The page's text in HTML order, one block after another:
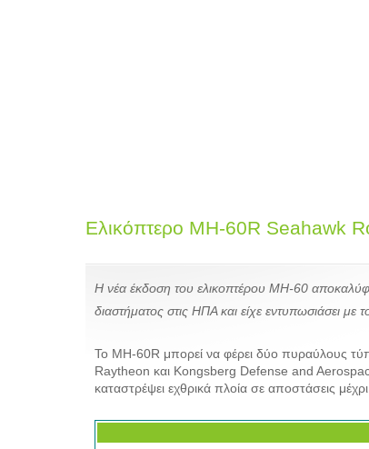
Ελικόπτερο MH-60R Seahawk
Η νέα έκδοση του ελικοπτέρου MH-60
διαστήματος στις ΗΠΑ και είχε εντυπωσιάσει με
Το MH-60R μπορεί να φέρει δύο πυραύλους
Raytheon και Kongsberg Defense and
καταστρέψει εχθρικά πλοία σε αποστάσεις μέχρι